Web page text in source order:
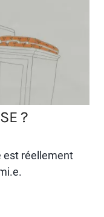
?
est réellement